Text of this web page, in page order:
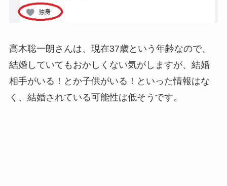
高木聡一朗さんは、現在37歳という年齢なので、
結婚していてもおかしくない気がしますが、結婚
相手がいる！とか子供がいる！といった情報はな
く、結婚されている可能性は低そうです。